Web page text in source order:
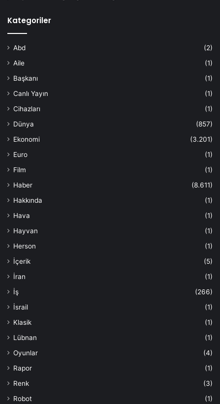
Kategoriler
Abd
(2)
Aile
(1)
Başkanı
(1)
Canlı Yayın
(1)
Cihazları
(1)
Dünya
(857)
Ekonomi
(3.201)
Euro
(1)
Film
(1)
Haber
(8.611)
Hakkında
(1)
Hava
(1)
Hayvan
(1)
Herson
(1)
İçerik
(5)
İran
(1)
İş
(266)
İsrail
(1)
Klasik
(1)
Lübnan
(1)
Oyunlar
(4)
Rapor
(1)
Renk
(3)
Robot
(1)